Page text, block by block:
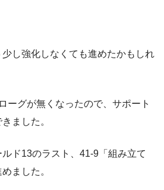
し強化しなくても進めたかもしれ
ーグが無くなったので、サポート
ました。
ド13のラスト、41-9「組み立て
ました。